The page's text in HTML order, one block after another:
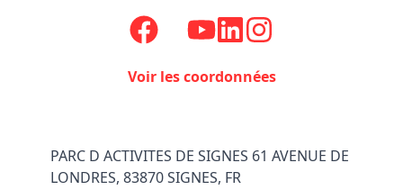
Voir les coordonnées
PARC D ACTIVITES DE SIGNES 61 AVENUE DE
LONDRES, 83870 SIGNES, FR